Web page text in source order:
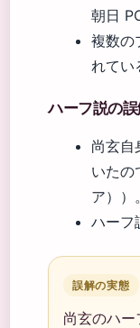
朝日
複数の
れてい
ハーフ説の誤
尚玄自
いたの
ア））。
ハーフ
誤解の実態
尚玄のハー